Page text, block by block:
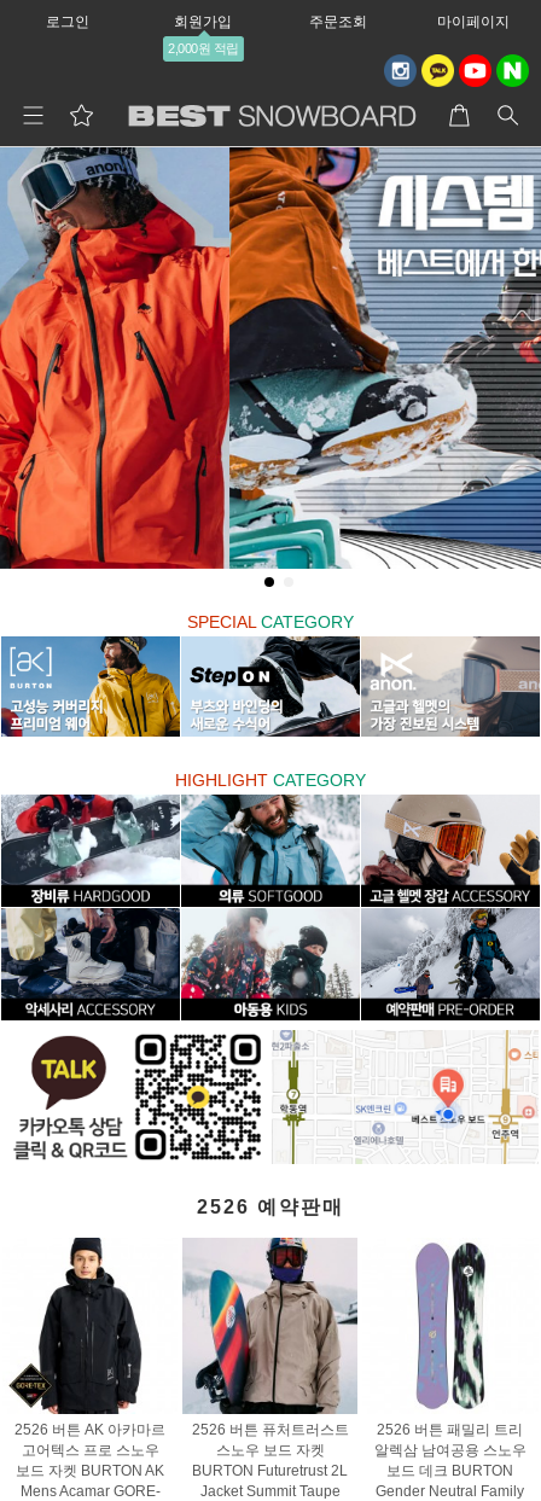
로그인 회원가입
2,000원 적립
주문조회 마이페이지
SPECIALCATEGORY
HIGHLIGHT CATEGORY
2526 예약판매
2526 버튼 AK 아카마르
고어텍스 프로 스노우
보드 자켓 BURTON AK
Mens Acamar GORE-
2526 버튼 퓨처트러스트
스노우 보드 자켓
BURTON Futuretrust 2L
Jacket Summit Taupe
2526 버튼 패밀리 트리
알렉삼 남여공용 스노우
보드 데크 BURTON
Gender Neutral Family